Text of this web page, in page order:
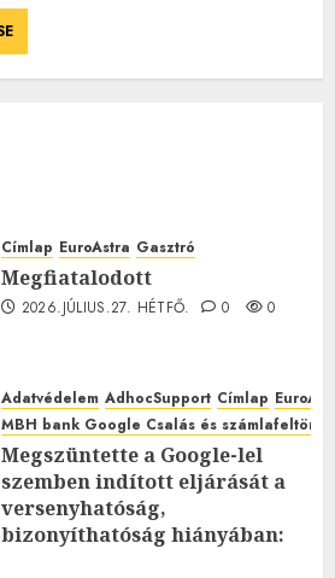
Címlap EuroAstra Gasztró
Megfiatalodott
2026.JÚLIUS.27. HÉTFŐ. 0 0
Adatvédelem AdhocSupport Címlap
MBH bank Google Csalás és
Megszüntette a Google-lel
szemben indított eljárását a
versenyhatóság,
bizonyíthatóság hiányában: